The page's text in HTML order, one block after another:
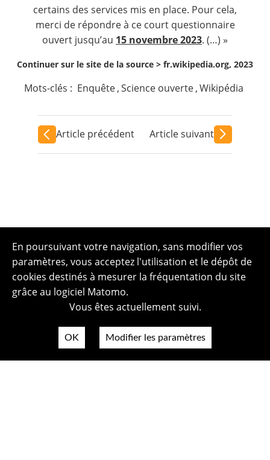
certains des services mis en place. Pour cela,
merci de répondre à ce court questionnaire
ouvert jusqu’au 15 novembre 2023. (…) »
Continuer sur le site de la source > fr.wikipedia.org, 2023
Mots-clés : Enquête,Science ouverte,Wikipédia
Article précédent Article suivant
En poursuivant votre navigation, sans modifier vos
paramètres, vous acceptez l'utilisation et le dépôt de
cookies destinés à mesurer la fréquentation du site
grâce au logiciel Matomo.
Vous êtes actuellement suivi.
OK Modifier les paramètres